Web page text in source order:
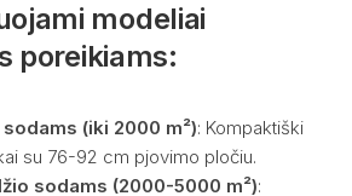
modeliai
poreikiams:
(iki 2000 m²): Kompaktiški
su 76-92 cm pjovimo pločiu.
sodams (2000-5000 m²):